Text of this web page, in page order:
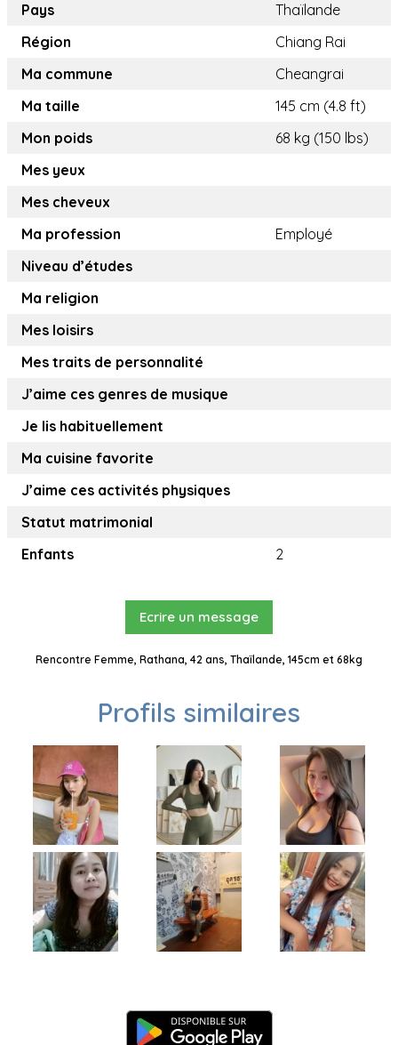
Pays
Thaïlande
Région
Chiang Rai
Ma commune
Cheangrai
Ma taille
145 cm (4.8 ft)
Mon poids
68 kg (150 lbs)
Mes yeux
Mes cheveux
Ma profession
Employé
Niveau d’études
Ma religion
Mes loisirs
Mes traits de personnalité
J’aime ces genres de musique
Je lis habituellement
Ma cuisine favorite
J’aime ces activités physiques
Statut matrimonial
Enfants
2
Ecrire un message
Rencontre Femme, Rathana, 42 ans, Thaïlande, 145cm et 68kg
Profils similaires